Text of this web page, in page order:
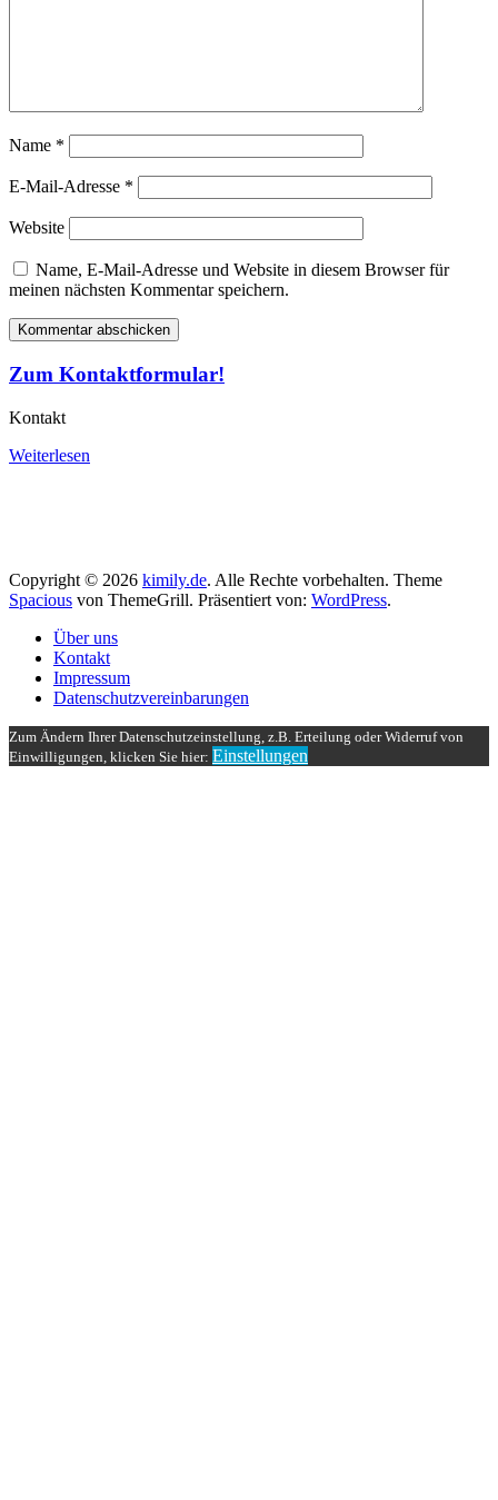
Name *
E-Mail-Adresse *
Website
Name, E-Mail-Adresse und Website in diesem Browser für
meinen nächsten Kommentar speichern.
Zum Kontaktformular!
Kontakt
Weiterlesen
Copyright © 2026 kimily.de. Alle Rechte vorbehalten. Theme
Spacious von ThemeGrill. Präsentiert von: WordPress.
Über uns
Kontakt
Impressum
Datenschutzvereinbarungen
Zum Ändern Ihrer Datenschutzeinstellung, z.B. Erteilung oder Widerruf von
Einwilligungen, klicken Sie hier: Einstellungen